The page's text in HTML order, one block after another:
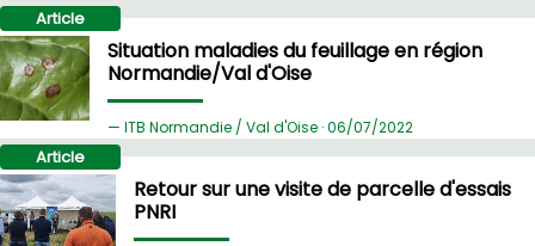
Article
Situation maladies du feuillage en région
Normandie/Val d'Oise
ITB Normandie / Val d'Oise ·06/07/2022
Article
Retour sur une visite de parcelle d'essais
PNRI